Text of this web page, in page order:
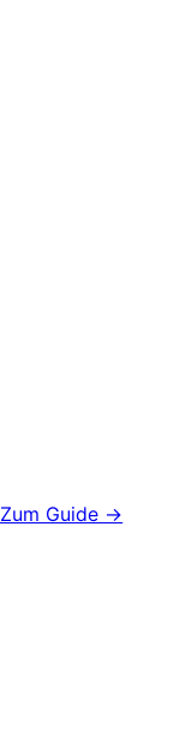
Zum Guide →